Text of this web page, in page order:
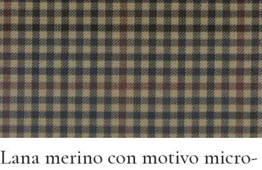
Lana merino con motivo micro-